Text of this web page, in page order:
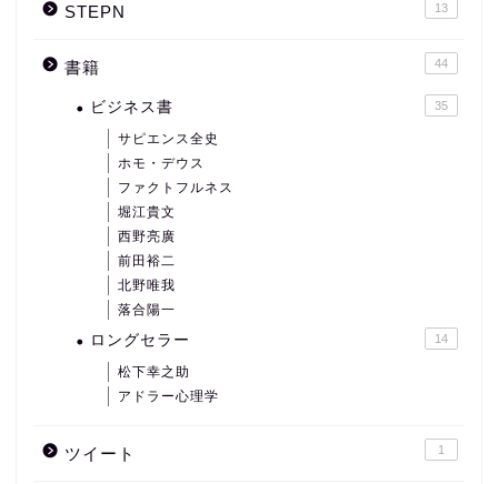
STEPN 13
書籍 44
ビジネス書 35
サピエンス全史
ホモ・デウス
ファクトフルネス
堀江貴文
西野亮廣
前田裕二
北野唯我
落合陽一
ロングセラー 14
松下幸之助
アドラー心理学
ツイート 1